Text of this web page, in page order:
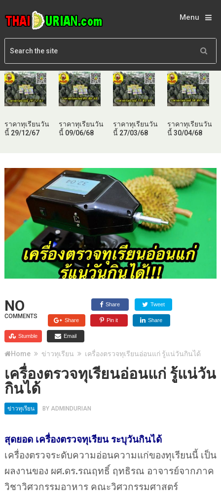
Menu
ราคาทุเรียนวัน
นี้ 29/12/67
ราคาทุเรียนวัน
นี้ 09/06/68
ราคาทุเรียนวัน
นี้ 27/03/68
ราคาทุเรียนวัน
นี้ 30/04/68
NO
COMMENTS
Share Tweet
Share Pin it Share
Stumble Email
Home ข่าวทุเรียน เครื่องตรวจทุเรียนอ่อนแก่ รู้แน่วันกินได้
เครื่องตรวจทุเรียนอ่อนแก่ รู้แน่วัน
กินได้
ข่าวทุเรียน BY ADMINDURIAN
สุดยอด เครื่องตรวจทุเรียน ระบุวันกินได้
เครื่องตรวจระดับความอ่อนความแก่ของทุเรียนนี้ เป็น
ผลงานของ ผศ.ดร.รณฤทธิ์ ฤทธิรณ อาจารย์จากภาค
วิชาวิศวกรรมอาหาร คณะวิศวกรรมศาสตร์